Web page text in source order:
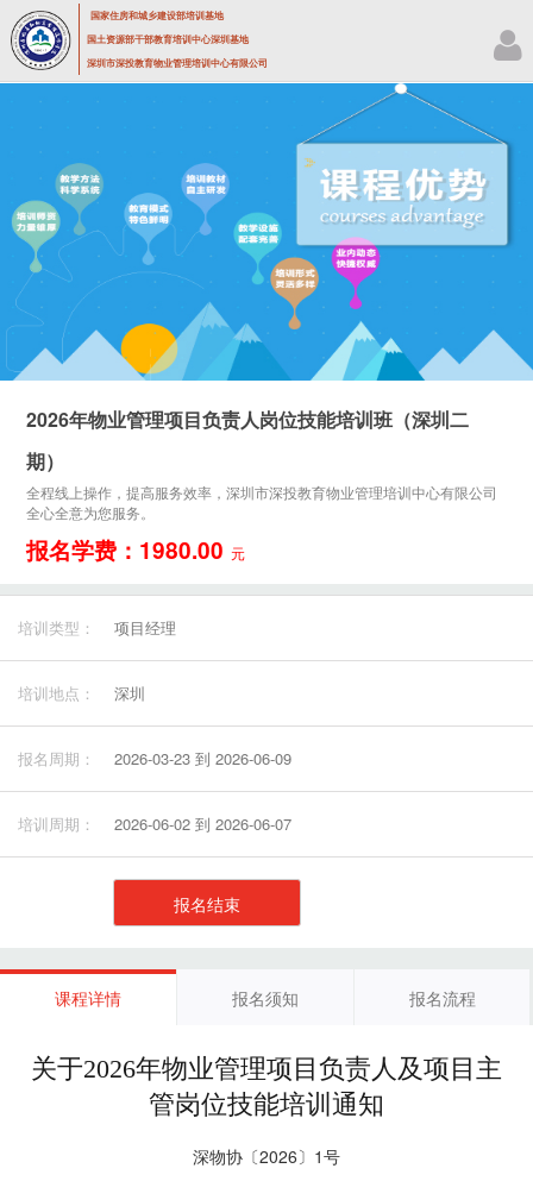
国家住房和城乡建设部培训基地
国土资源部干部教育培训中心深圳基地
深圳市深投教育物业管理培训中心有限公司
2026年物业管理项目负责人岗位技能培训班（深圳二
期）
全程线上操作，提高服务效率，深圳市深投教育物业管理培训中心有限公司
全心全意为您服务。
报名学费：1980.00 元
培训类型： 项目经理
培训地点： 深圳
报名周期： 2026-03-23 到 2026-06-09
培训周期： 2026-06-02 到 2026-06-07
报名结束
课程详情 报名须知 报名流程
关于2026年物业管理项目负责人及项目主
管岗位技能培训通知
深物协〔2026〕1号